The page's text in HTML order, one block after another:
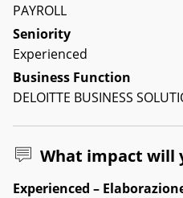
PAYROLL
Seniority
Experienced
Business Function
DELOITTE BUSINESS
What impact will
Experienced –